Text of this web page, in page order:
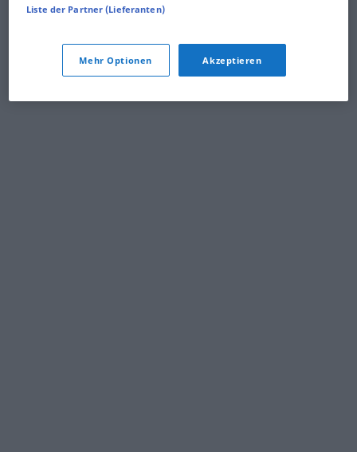
Liste der Partner (Lieferanten)
Mehr Optionen Akzeptieren